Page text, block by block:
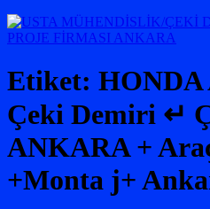
Etiket: HONDA
Çeki Demiri ↵
ANKARA +
+Monta j+